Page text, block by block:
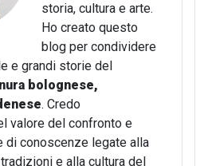
storia, cultura e arte.
Ho creato questo
blog per condividere
e grandi storie del
bolognese,
. Credo
valore del confronto e
di conoscenze legate alla
e alla cultura del